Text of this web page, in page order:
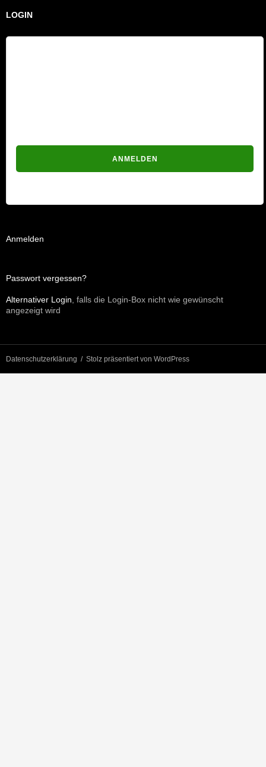
LOGIN
Anmelden
Passwort vergessen?
Alternativer Login , falls die Login-Box nicht wie gewünscht
angezeigt wird
Datenschutzerklärung Stolz präsentiert von WordPress